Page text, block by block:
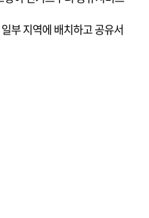
부 지역에 배치하고 공유서